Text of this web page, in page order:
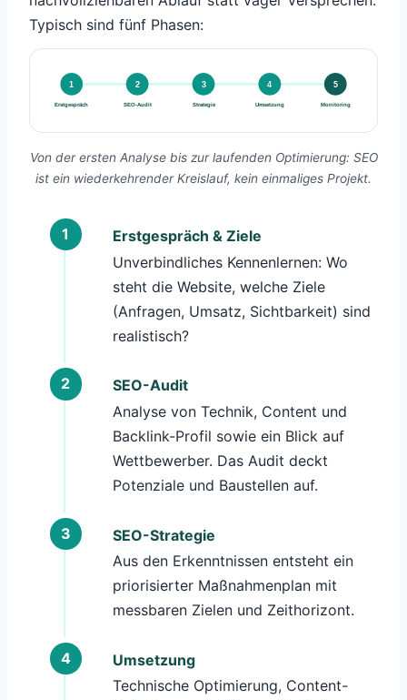
Typisch sind fünf Phasen:
1
Erstgespräch
2
SEO-Audit
3
Strategie
4
Umsetzung
5
Monitoring
Von der ersten Analyse bis zur laufenden Optimierung: SEO
ist ein wiederkehrender Kreislauf, kein einmaliges Projekt.
Erstgespräch & Ziele
Unverbindliches Kennenlernen: Wo
steht die Website, welche Ziele
(Anfragen, Umsatz, Sichtbarkeit) sind
realistisch?
SEO-Audit
Analyse von Technik, Content und
Backlink-Profil sowie ein Blick auf
Wettbewerber. Das Audit deckt
Potenziale und Baustellen auf.
SEO-Strategie
Aus den Erkenntnissen entsteht ein
priorisierter Maßnahmenplan mit
messbaren Zielen und Zeithorizont.
Umsetzung
Technische Optimierung, Content-